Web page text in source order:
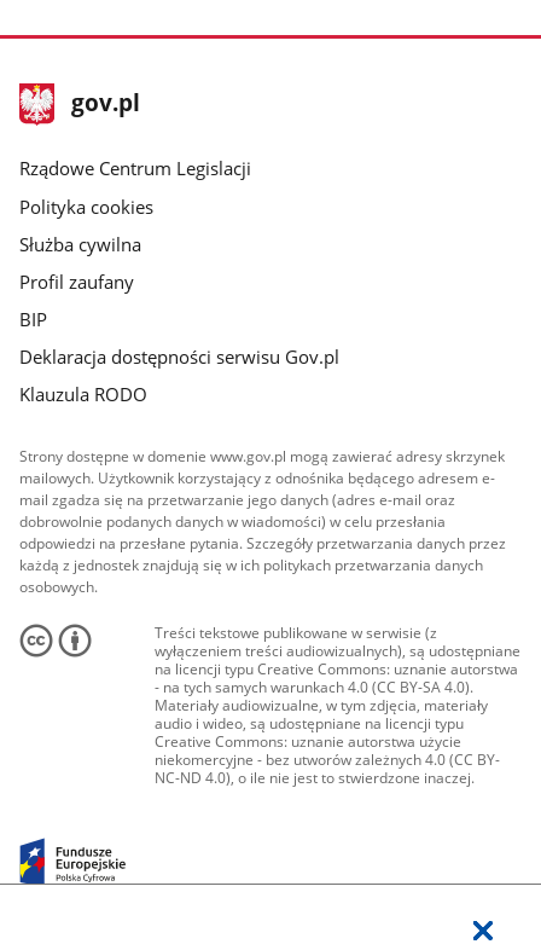
stopka
gov.plStrona
gov.pl
Rządowe Centrum Legislacji
Polityka cookies
Służba cywilna
Profil zaufany
BIP
Deklaracja dostępności serwisu Gov.pl
Klauzula RODO
Strony dostępne w domenie www.gov.pl mogą zawierać adresy skrzynek
mailowych. Użytkownik korzystający z odnośnika będącego adresem e-
mail zgadza się na przetwarzanie jego danych (adres e-mail oraz
dobrowolnie podanych danych w wiadomości) w celu przesłania
odpowiedzi na przesłane pytania. Szczegóły przetwarzania danych przez
każdą z jednostek znajdują się w ich politykach przetwarzania danych
osobowych.
Treści tekstowe publikowane w serwisie (z
wyłączeniem treści audiowizualnych), są udostępniane
na licencji typu Creative Commons: uznanie autorstwa
- na tych samych warunkach 4.0 (CC BY-SA 4.0).
Materiały audiowizualne, w tym zdjęcia, materiały
audio i wideo, są udostępniane na licencji typu
Creative Commons: uznanie autorstwa użycie
niekomercyjne - bez utworów zależnych 4.0 (CC BY-
NC-ND 4.0), o ile nie jest to stwierdzone inaczej.